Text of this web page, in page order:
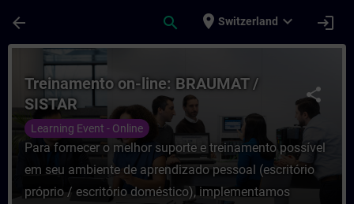
arrow_back search place Switzerland expand_more login
Kurs - Treinamento on-line: BRAUMAT /
share
Treinamento on-line: BRAUMAT /
SISTAR
Learning Event - Online
Para fornecer o melhor suporte e treinamento possível
em seu ambiente de aprendizado pessoal (escritório
próprio / escritório doméstico), implementamos